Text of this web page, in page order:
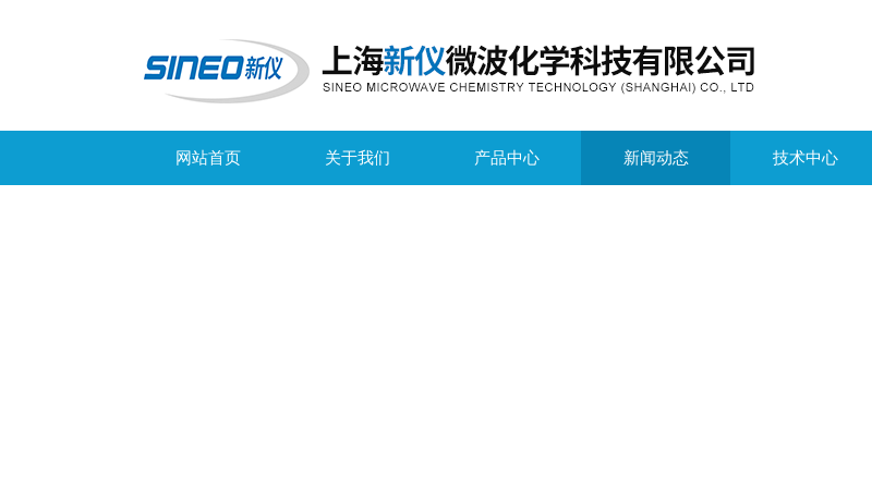
网站首页 关于我们 产品中心 新闻动态 技术中心